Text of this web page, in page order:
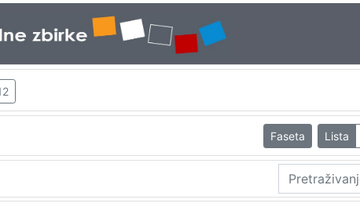
Faseta Lista